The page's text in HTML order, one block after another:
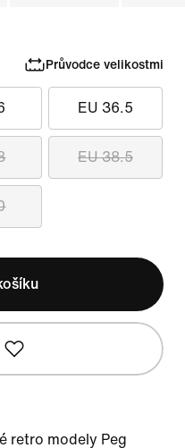
Průvodce velikostmi
EU 36.5
EU 38.5
retro modely Peg